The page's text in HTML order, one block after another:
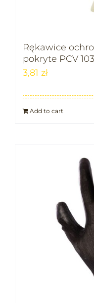
Rękawice
pokryte PCV
3,81 zł
Add to cart